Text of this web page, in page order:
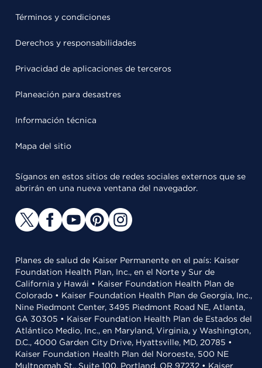
Términos y condiciones
Derechos y responsabilidades
Privacidad de aplicaciones de terceros
Planeación para desastres
Información técnica
Mapa del sitio
Síganos en estos sitios de redes sociales externos que se
abrirán en una nueva ventana del navegador.
Planes de salud de Kaiser Permanente en el país: Kaiser
Foundation Health Plan, Inc., en el Norte y Sur de
California y Hawái • Kaiser Foundation Health Plan de
Colorado • Kaiser Foundation Health Plan de Georgia, Inc.,
Nine Piedmont Center, 3495 Piedmont Road NE, Atlanta,
GA 30305 • Kaiser Foundation Health Plan de Estados del
Atlántico Medio, Inc., en Maryland, Virginia, y Washington,
D.C., 4000 Garden City Drive, Hyattsville, MD, 20785 •
Kaiser Foundation Health Plan del Noroeste, 500 NE
Multnomah St., Suite 100, Portland, OR 97232 • Kaiser